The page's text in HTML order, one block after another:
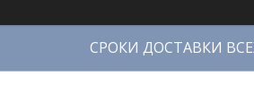
СРОКИ ДОСТАВКИ